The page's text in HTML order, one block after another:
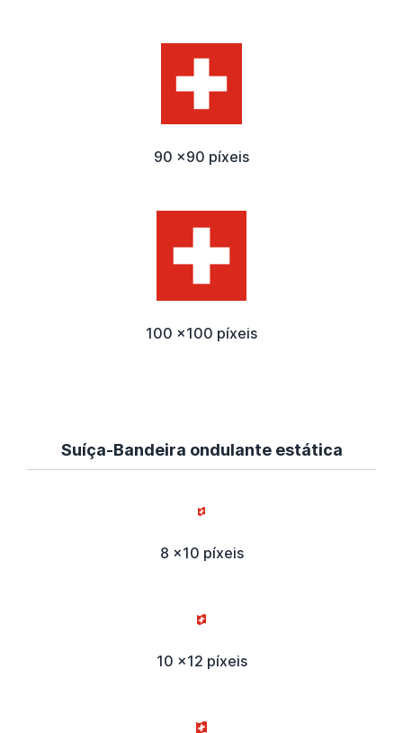
90 x90 píxeis
100 x100 píxeis
Suíça-Bandeira ondulante estática
8 x10 píxeis
10 x12 píxeis